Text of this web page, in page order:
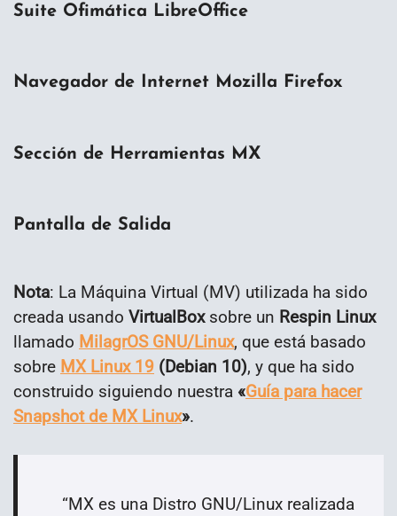
Suite Ofimática LibreOffice
Navegador de Internet Mozilla Firefox
Sección de Herramientas MX
Pantalla de Salida
Nota: La Máquina Virtual (MV) utilizada ha sido
creada usando VirtualBoxsobre un Respin Linux
llamado MilagrOS GNU/Linux, que está basado
sobre MX Linux 19 (Debian 10), y que ha sido
construido siguiendo nuestra «Guía para hacer
Snapshot de MX Linux».
“MX es una Distro GNU/Linux realizada